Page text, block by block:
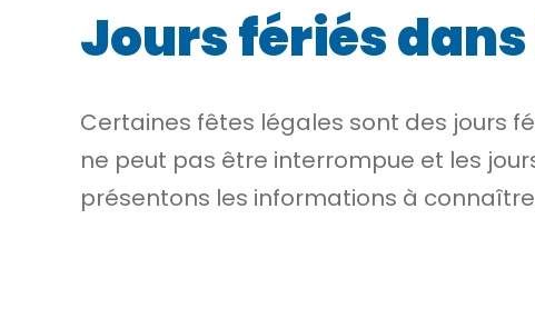
Jours fériés
Certaines fêtes légales sont des jours
ne peut pas être interrompue et les
présentons les informations à